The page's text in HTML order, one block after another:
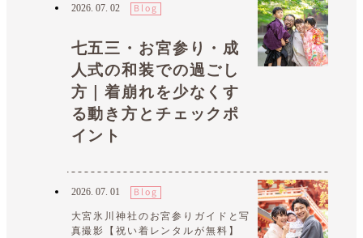
2026. 07. 02
七五三・お宮参り・成
人式の和装での過ごし
方｜着崩れを少なくす
る動き方とチェックポ
イント
2026. 07. 01
大宮氷川神社のお宮参りガイドと写
真撮影【祝い着レンタルが無料】